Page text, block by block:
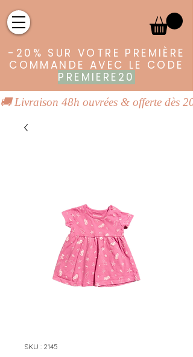
-20% SUR VOTRE PREMIÈRE
COMMANDE AVEC LE CODE
PREMIERE20
🚚 Livraison 48h ouvrées & offerte dès
SKU : 2145